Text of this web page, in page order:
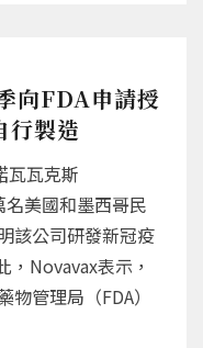
向FDA申請授
行製造
瓦瓦克斯
名美國和墨西哥民
該公司研發新冠疫
Novavax表示，
管理局（FDA）